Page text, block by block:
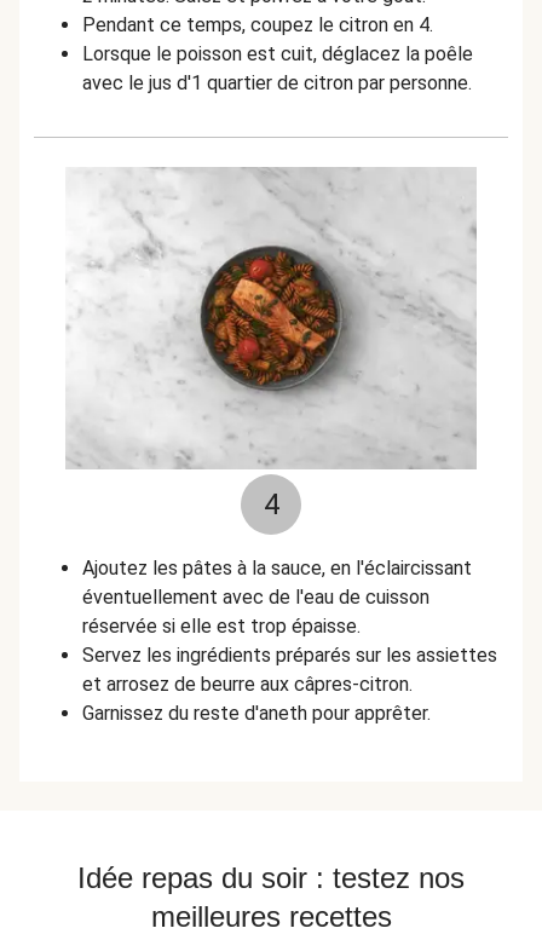
Pendant ce temps, coupez le citron en 4.
Lorsque le poisson est cuit, déglacez la poêle
avec le jus d'1 quartier de citron par personne.
4
Ajoutez les pâtes à la sauce, en l'éclaircissant
éventuellement avec de l'eau de cuisson
réservée si elle est trop épaisse.
Servez les ingrédients préparés sur les assiettes
et arrosez de beurre aux câpres-citron.
Garnissez du reste d'aneth pour apprêter.
Idée repas du soir : testez nos
meilleures recettes